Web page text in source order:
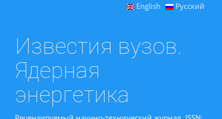
English Русский
Известия вузов.
Ядерная
энергетика